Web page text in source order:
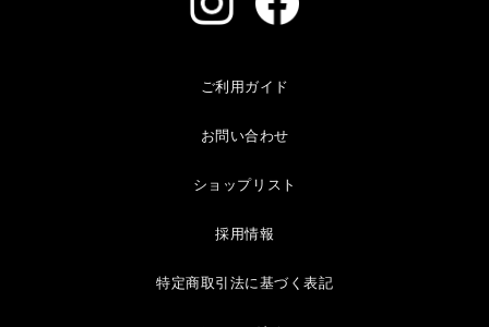
ご利用ガイド
お問い合わせ
ショップリスト
採用情報
特定商取引法に基づく表記